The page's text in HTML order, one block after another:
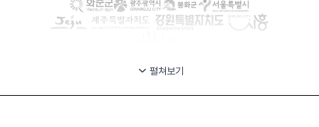
펼쳐보기